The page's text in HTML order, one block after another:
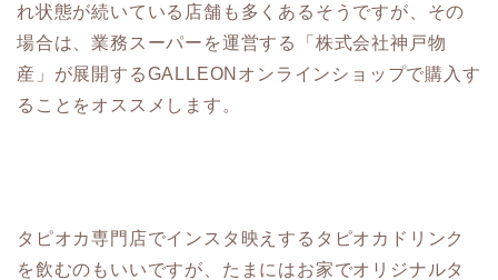
れ状態が続いている店舗も多くあるそうですが、その
場合は、業務スーパーを運営する「株式会社神戸物
産」が展開するGALLEONオンラインショップで購入す
ることをオススメします。
タピオカ専門店でインスタ映えするタピオカドリンク
を飲むのもいいですが、たまにはお家でオリジナルタ